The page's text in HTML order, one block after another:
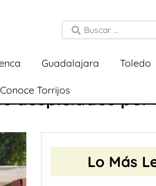
Guadalajara Toledo
Conoce Torrijos
auspiciados por
Lo Más